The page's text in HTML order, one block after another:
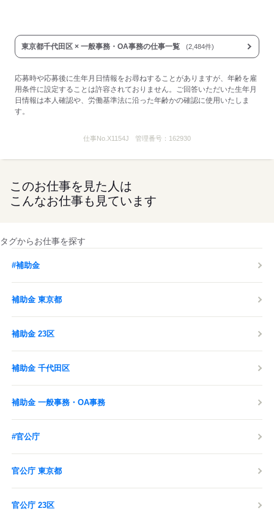
東京都千代田区 × 一般事務・OA事務の仕事一覧 (2,484件)
応募時や応募後に生年月日情報をお尋ねすることがありますが、年齢を雇
用条件に設定することは許容されておりません。ご回答いただいた生年月
日情報は本人確認や、労働基準法に沿った年齢かの確認に使用いたしま
す。
仕事No. X1154J 管理番号： 162930
このお仕事を見た人は
こんなお仕事も見ています
タグからお仕事を探す
#補助金
補助金 東京都
補助金 23区
補助金 千代田区
補助金 一般事務・OA事務
#官公庁
官公庁 東京都
官公庁 23区